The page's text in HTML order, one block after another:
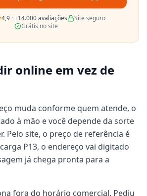
4,9 ·+14.000avaliações
Site seguro
Grátis no site
online em vez de
muda conforme quem atende, o
à mão e você depende da sorte
Pelo site, o preço de referência é
P13, o endereço vai digitado
já chega pronta para a
fora do horário comercial. Pediu